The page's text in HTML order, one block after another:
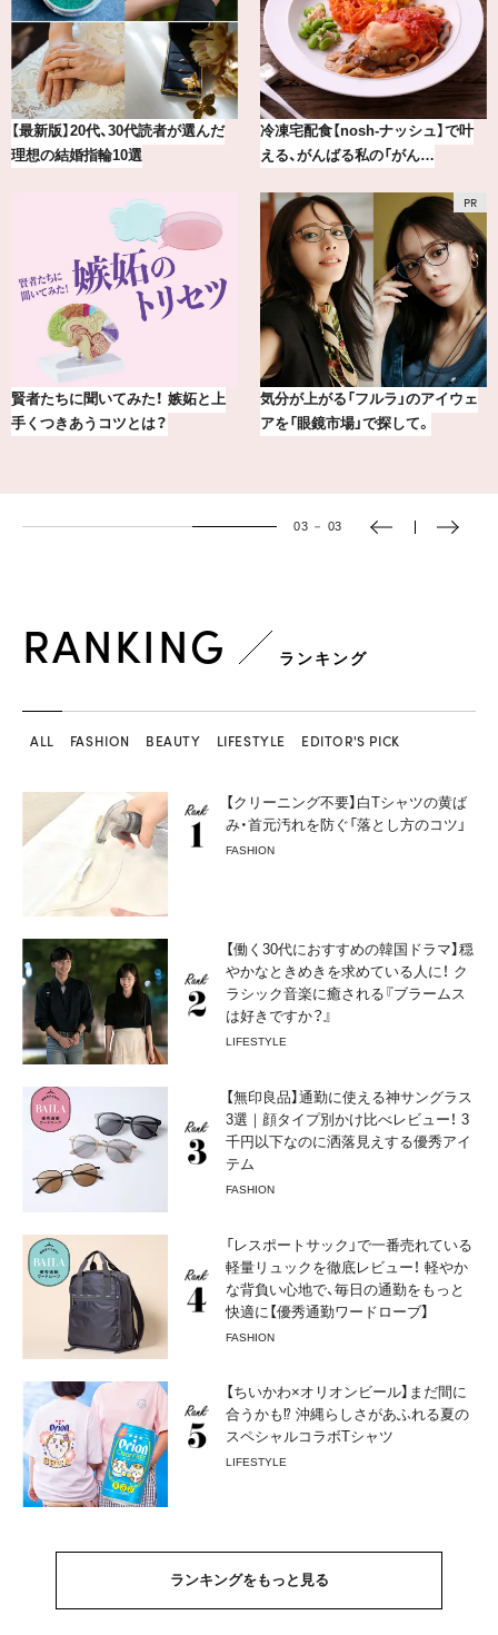
読者が選んだ
冷凍宅配食【nosh-ナッシュ】で叶
える、がんばる私の「がん…
！ 嫉妬と上
？
気分が上がる「フルラ」のアイウェ
アを「眼鏡市場」で探して。
冷凍宅配食【nosh-
える、がんばる私の
気分が上がる「フル
アを「眼鏡市場」で
03 － 03
RANKING ランキング
ALL FASHION BEAUTY LIFESTYLE EDITOR'S PICK
【クリーニング不要】白Tシャツの黄ば
み・首元汚れを防ぐ「落とし方のコツ」
FASHION
【働く30代におすすめの韓国ドラマ】穏
やかなときめきを求めている人に！ ク
ラシック音楽に癒される『ブラームス
は好きですか？』
LIFESTYLE
【無印良品】通勤に使える神サングラス
3選｜顔タイプ別かけ比べレビュー！ 3
千円以下なのに洒落見えする優秀アイ
テム
FASHION
「レスポートサック」で一番売れている
軽量リュックを徹底レビュー！ 軽やか
な背負い心地で、毎日の通勤をもっと
快適に【優秀通勤ワードローブ】
FASHION
【ちいかわ×オリオンビール】まだ間に
合うかも⁉︎ 沖縄らしさがあふれる夏の
スペシャルコラボTシャツ
LIFESTYLE
ランキングをもっと見る